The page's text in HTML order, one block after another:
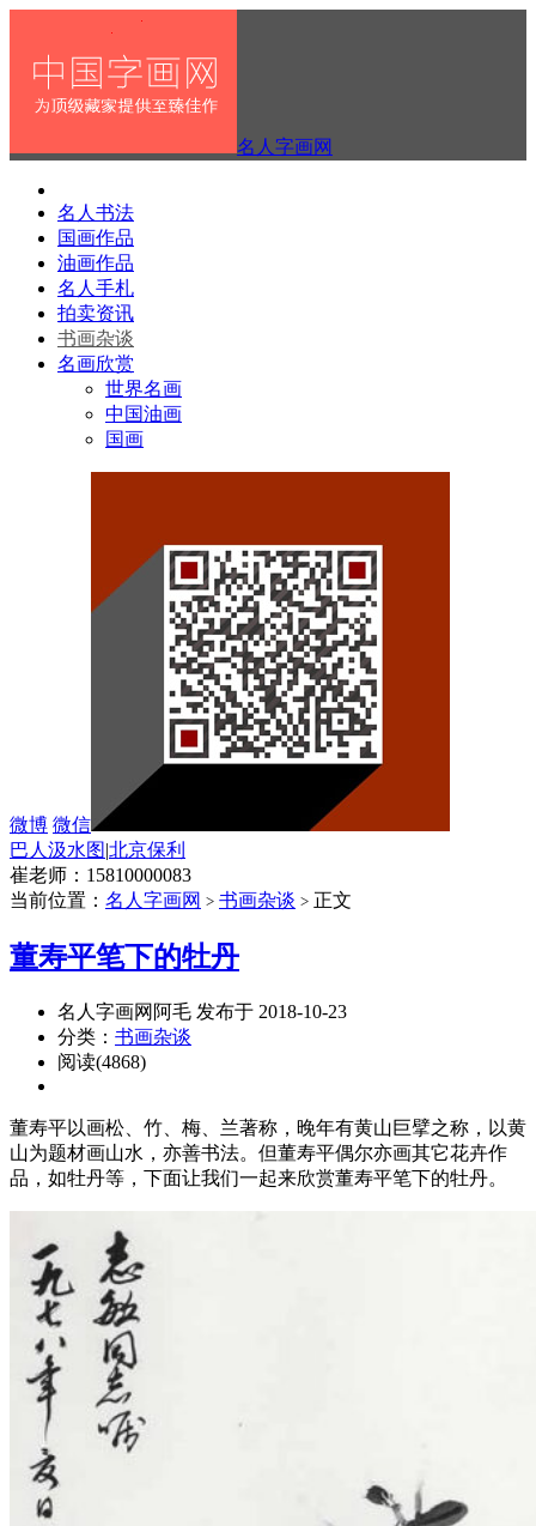
名人字画网
名人书法
国画作品
油画作品
名人手札
拍卖资讯
书画杂谈
名画欣赏
世界名画
中国油画
国画
微博 微信
巴人汲水图|北京保利
崔老师：15810000083
当前位置： 名人字画网 > 书画杂谈 > 正文
董寿平笔下的牡丹
名人字画网阿毛 发布于 2018-10-23
分类： 书画杂谈
阅读(4868)
董寿平以画松、竹、梅、兰著称，晚年有黄山巨擘之称，以黄
山为题材画山水，亦善书法。但董寿平偶尔亦画其它花卉作
品，如牡丹等，下面让我们一起来欣赏董寿平笔下的牡丹。